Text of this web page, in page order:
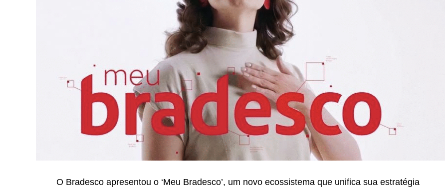
O Bradesco apresentou o ‘Meu Bradesco’, um novo ecossistema que unifica sua estratégia